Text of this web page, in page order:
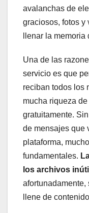
avalanchas de
graciosos, fotos y
llenar la memoria
Una de las
servicio es que
reciban todos los
mucha riqueza
gratuitamente.
de mensajes que
plataforma,
fundamentales.
los archivos
llene de